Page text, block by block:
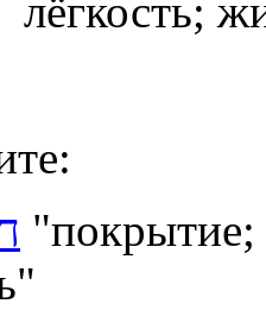
лёгкость;
"покрытие;